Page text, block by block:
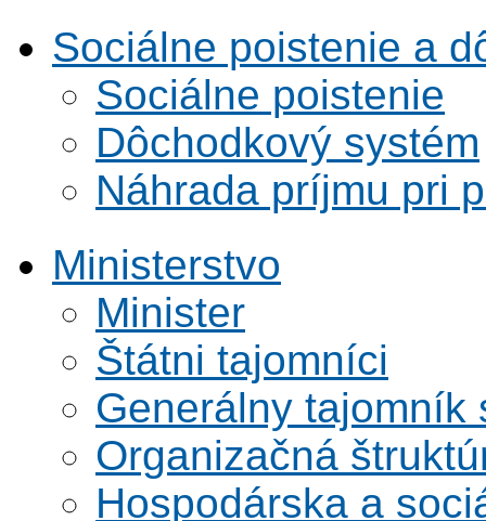
Sociálne poistenie a
Sociálne poistenie
Dôchodkový systém
Náhrada príjmu pri
Ministerstvo
Minister
Štátni tajomníci
Generálny tajomník
Organizačná
Hospodárska a